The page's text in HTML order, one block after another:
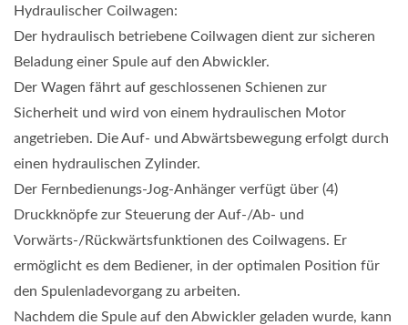
Hydraulischer Coilwagen:
Der hydraulisch betriebene Coilwagen dient zur sicheren
Beladung einer Spule auf den Abwickler.
Der Wagen fährt auf geschlossenen Schienen zur
Sicherheit und wird von einem hydraulischen Motor
angetrieben. Die Auf- und Abwärtsbewegung erfolgt durch
einen hydraulischen Zylinder.
Der Fernbedienungs-Jog-Anhänger verfügt über (4)
Druckknöpfe zur Steuerung der Auf-/Ab- und
Vorwärts-/Rückwärtsfunktionen des Coilwagens. Er
ermöglicht es dem Bediener, in der optimalen Position für
den Spulenladevorgang zu arbeiten.
Nachdem die Spule auf den Abwickler geladen wurde, kann